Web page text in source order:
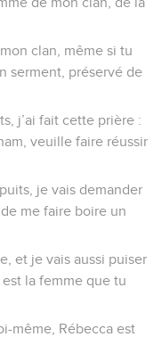
clan, même si tu
serment, préservé de
j’ai fait cette prière :
veuille faire réussir
je vais demander
me faire boire un
et je vais aussi puiser
est la femme que tu
même, Rébecca est